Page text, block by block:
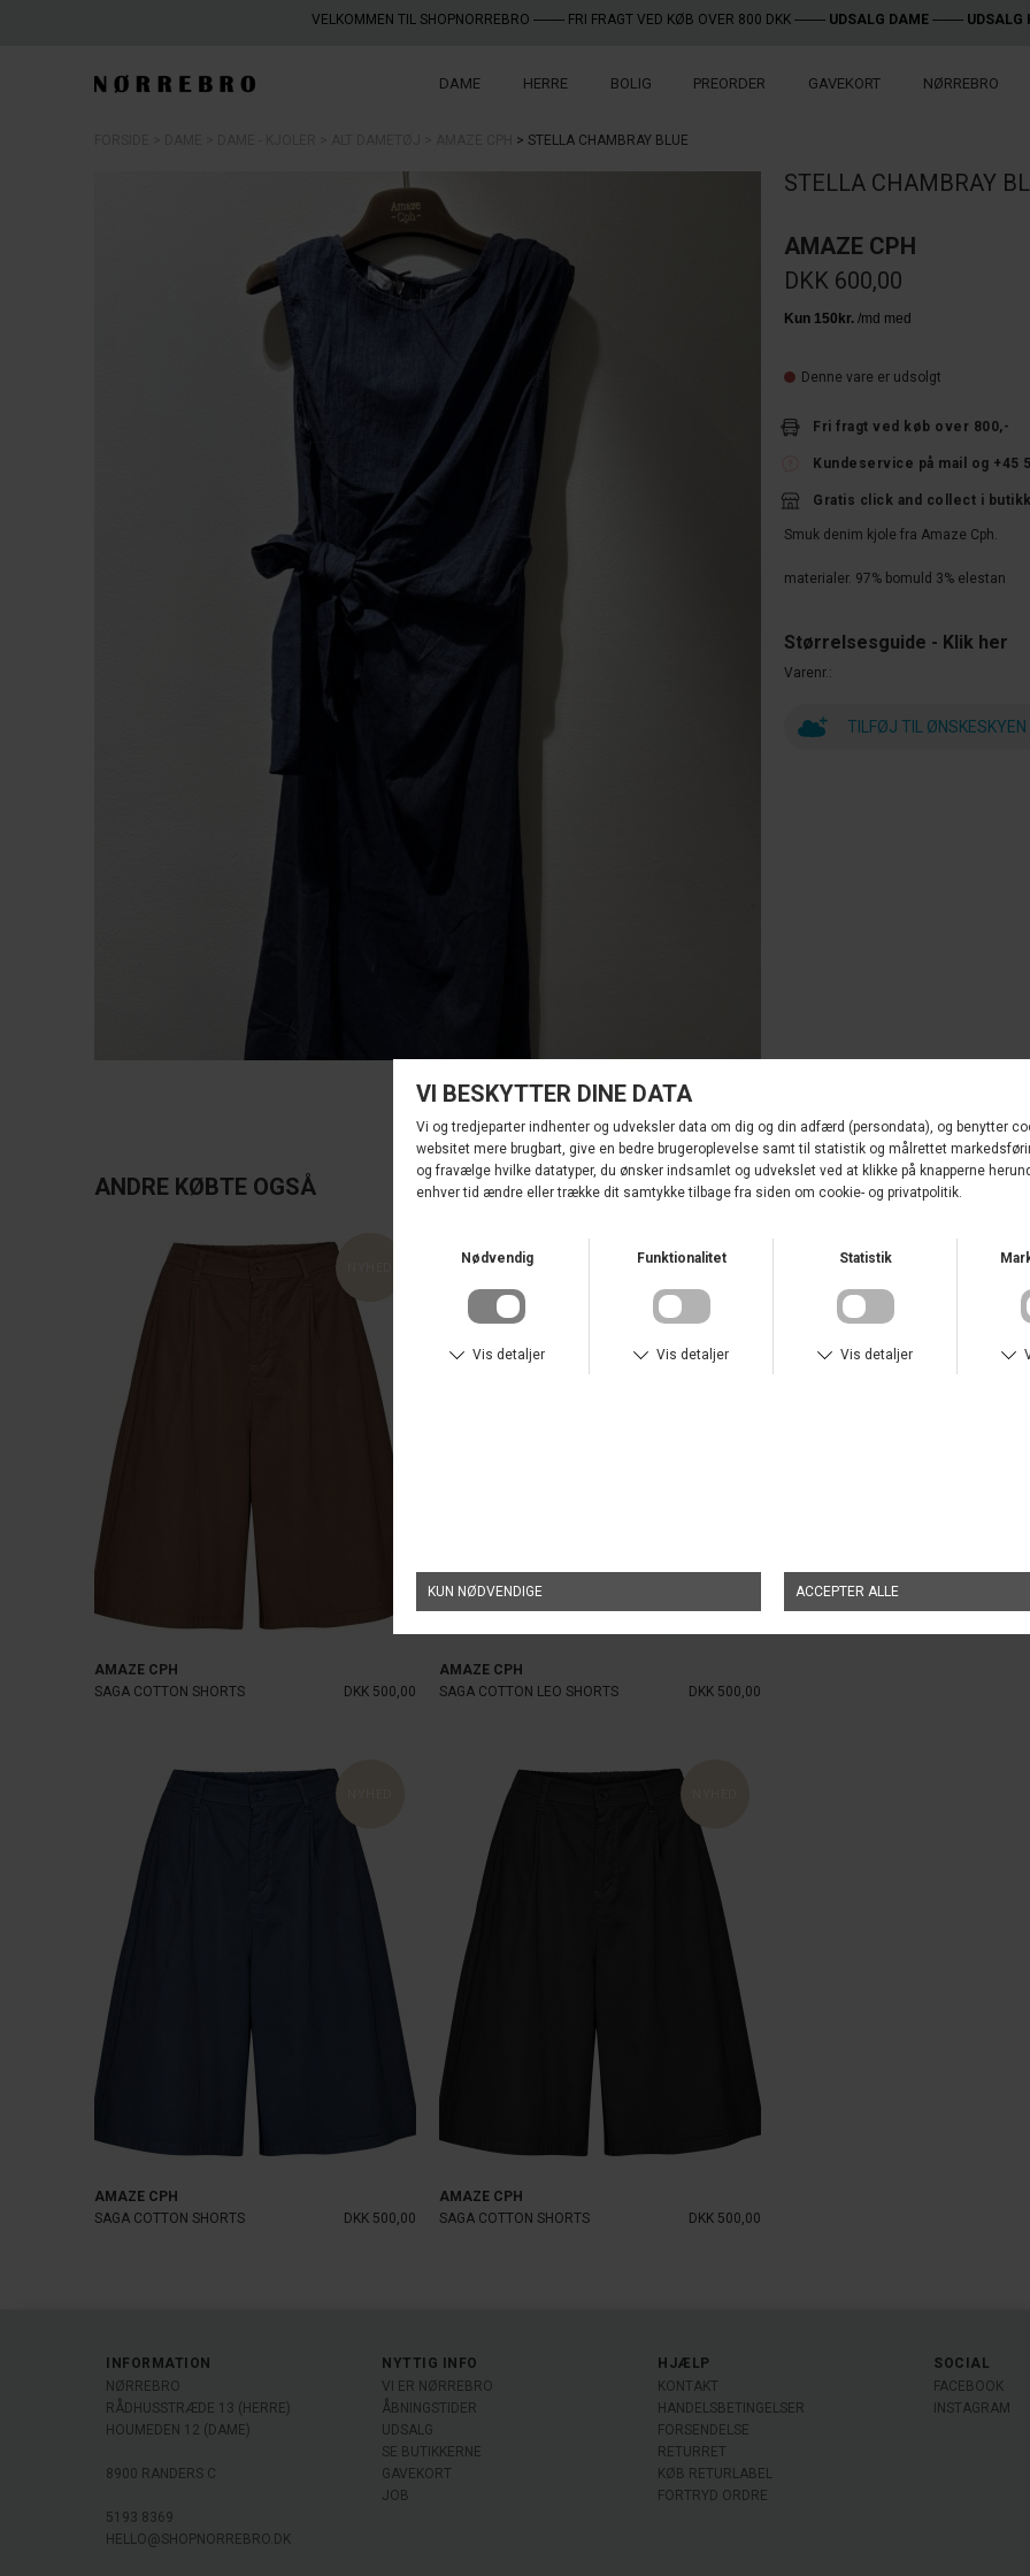
VELKOMMEN TIL SHOPNORREBRO --------- FRI FRAGT VED KØB OVER 800 DKK --------- UDSALG DAME --------- UDSALG
DAME HERRE BOLIG PREORDER GAVEKORT NØRREBRO
STELLA CHAMBRAY BLUE
STELLA CHAMBRAY
AMAZE CPH
DKK 600,00
Denne vare er udsolgt
Fri fragt ved køb over 800,-
Kundeservice på mail og +45
Gratis click and collect i
Smuk denim kjole fra Amaze Cph.
materialer. 97% bomuld 3% elestan
Størrelsesguide - Klik her
Varenr.
TILFØJ TIL ØNSKESKYEN
ANDRE KØBTE OGSÅ
AMAZE CPH
SAGA COTTON SHORTS
DKK 500,00
NYHED
AMAZE CPH
SAGA COTTON LEO SHORTS
DKK 500,00
AMAZE CPH
SAGA COTTON SHORTS
DKK 500,00
AMAZE CPH
SAGA COTTON SHORTS
DKK 500,00
INFORMATION
NØRREBRO
RÅDHUSSTRÆDE 13 (HERRE)
HOUMEDEN 12 (DAME)
8900 RANDERS C
5193 8369
HELLO@SHOPNORREBRO.DK
NYTTIG INFO
VI ER NØRREBRO
ÅBNINGSTIDER
UDSALG
SE BUTIKKERNE
GAVEKORT
JOB
HJÆLP
KONTAKT
HANDELSBETINGELSER
FORSENDELSE
RETURRET
KØB RETURLABEL
FORTRYD ORDRE
SOCIAL
FACEBOOK
INSTAGRAM